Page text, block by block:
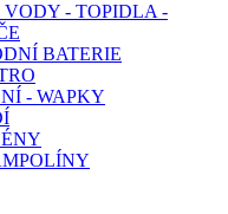
- TOPIDLA -
BATERIE
- WAPKY